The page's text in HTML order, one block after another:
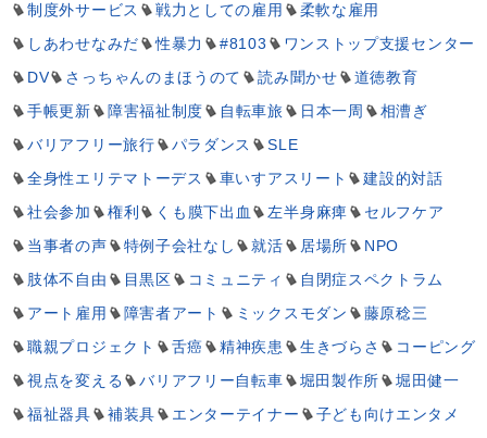
制度外サービス
戦力としての雇用
柔軟な雇用
しあわせなみだ
性暴力 #8103
ワンストップ支援センター
DV
さっちゃんのまほうのて 読み聞かせ
道徳教育
手帳更新
障害福祉制度 自転車旅 日本一周
相漕ぎ
バリアフリー旅行
パラダンス
SLE
全身性エリテマトーデス
車いすアスリート
建設的対話
社会参加
権利 くも膜下出血 左半身麻痺
セルフケア
当事者の声
特例子会社なし 就活 居場所
NPO
肢体不自由
目黒区 コミュニティ
自閉症スペクトラム
アート雇用
障害者アート ミックスモダン
藤原稔三
職親プロジェクト
舌癌 精神疾患 生きづらさ
コーピング
視点を変える
バリアフリー自転車 堀田製作所
堀田健一
福祉器具
補装具 エンターテイナー
子ども向けエンタメ